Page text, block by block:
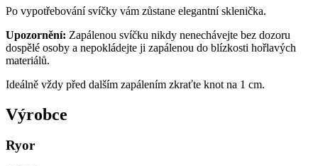
Po vypotřebování svíčky vám zůstane elegantní sklenička.
Upozornění: Zapálenou svíčku nikdy nenechávejte bez dozoru
dospělé osoby a nepokládejte ji zapálenou do blízkosti hořlavých
materiálů.
Ideálně vždy před dalším zapálením zkraťte knot na 1 cm.
Výrobce
Ryor